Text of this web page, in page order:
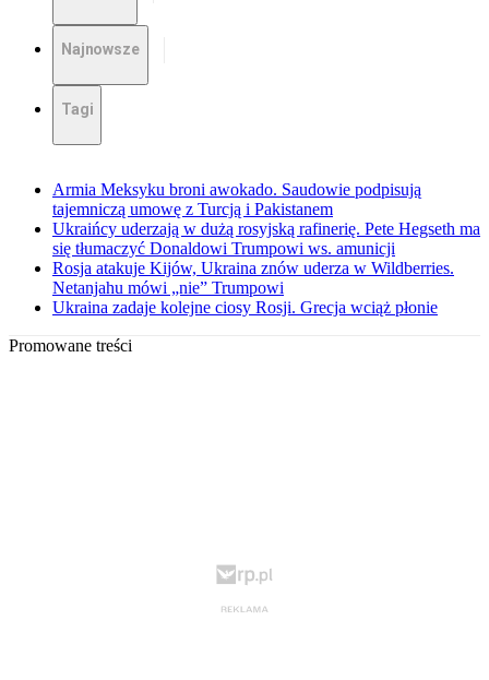
Najnowsze
Tagi
Armia Meksyku broni awokado. Saudowie podpisują
tajemniczą umowę z Turcją i Pakistanem
Ukraińcy uderzają w dużą rosyjską rafinerię. Pete Hegseth ma
się tłumaczyć Donaldowi Trumpowi ws. amunicji
Rosja atakuje Kijów, Ukraina znów uderza w Wildberries.
Netanjahu mówi „nie” Trumpowi
Ukraina zadaje kolejne ciosy Rosji. Grecja wciąż płonie
Promowane treści